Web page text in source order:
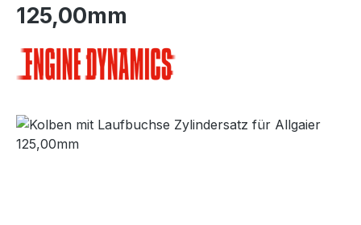
125,00mm
Bildergalerie überspringen